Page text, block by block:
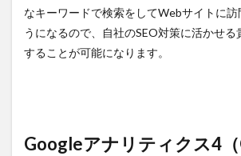
ィクス
（GA4）
とサーチ
コンソー
1.Google
アナリテ
なキーワードで検索をしてWebサイトに訪
うになるので、自社のSEO対策に活かせ
することが可能になります。
Googleアナリティクス4